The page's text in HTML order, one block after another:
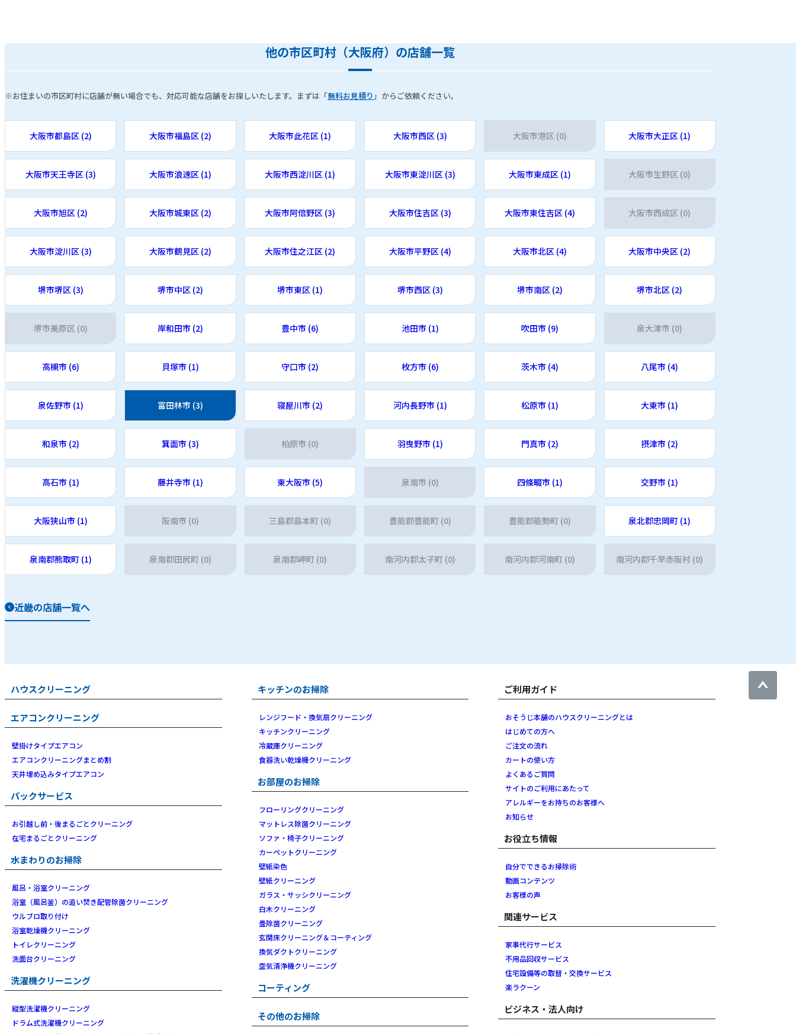
他の市区町村（大阪府）の店舗一覧
※お住まいの市区町村に店舗が無い場合でも、対応可能な店舗をお探しいたします。まずは「無料お見積り 」からご依頼ください。
大阪市都島区 (2) 大阪市福島区 (2) 大阪市此花区 (1) 大阪市西区 (3) 大阪市港区 (0) 大阪市大正区 (1)
大阪市天王寺区 (3) 大阪市浪速区 (1) 大阪市西淀川区 (1) 大阪市東淀川区 (3) 大阪市東成区 (1) 大阪市生野区 (0)
大阪市旭区 (2) 大阪市城東区 (2) 大阪市阿倍野区 (3) 大阪市住吉区 (3) 大阪市東住吉区 (4) 大阪市西成区 (0)
大阪市淀川区 (3) 大阪市鶴見区 (2) 大阪市住之江区 (2) 大阪市平野区 (4) 大阪市北区 (4) 大阪市中央区 (2)
堺市堺区 (3) 堺市中区 (2) 堺市東区 (1) 堺市西区 (3) 堺市南区 (2) 堺市北区 (2)
堺市美原区 (0) 岸和田市 (2) 豊中市 (6) 池田市 (1) 吹田市 (9) 泉大津市 (0)
高槻市 (6) 貝塚市 (1) 守口市 (2) 枚方市 (6) 茨木市 (4) 八尾市 (4)
泉佐野市 (1) 富田林市 (3) 寝屋川市 (2) 河内長野市 (1) 松原市 (1) 大東市 (1)
和泉市 (2) 箕面市 (3) 柏原市 (0) 羽曳野市 (1) 門真市 (2) 摂津市 (2)
高石市 (1) 藤井寺市 (1) 東大阪市 (5) 泉南市 (0) 四條畷市 (1) 交野市 (1)
大阪狭山市 (1) 阪南市 (0) 三島郡島本町 (0) 豊能郡豊能町 (0) 豊能郡能勢町 (0) 泉北郡忠岡町 (1)
泉南郡熊取町 (1) 泉南郡田尻町 (0) 泉南郡岬町 (0) 南河内郡太子町 (0) 南河内郡河南町 (0) 南河内郡千早赤阪村 (0)
近畿の店舗一覧へ
ハウスクリーニング
エアコンクリーニング
壁掛けタイプエアコン
エアコンクリーニングまとめ割
天井埋め込みタイプエアコン
パックサービス
お引越し前・後まるごとクリーニング
在宅まるごとクリーニング
水まわりのお掃除
風呂・浴室クリーニング
浴室（風呂釜）の追い焚き配管除菌クリーニング
ウルブロ取り付け
浴室乾燥機クリーニング
トイレクリーニング
洗面台クリーニング
洗濯機クリーニング
縦型洗濯機クリーニング
ドラム式洗濯機クリーニング
キッチンのお掃除
レンジフード・換気扇クリーニング
キッチンクリーニング
冷蔵庫クリーニング
食器洗い乾燥機クリーニング
お部屋のお掃除
フローリングクリーニング
マットレス除菌クリーニング
ソファ・椅子クリーニング
カーペットクリーニング
壁紙染色
壁紙クリーニング
ガラス・サッシクリーニング
白木クリーニング
畳除菌クリーニング
玄関床クリーニング＆コーティング
換気ダクトクリーニング
空気清浄機クリーニング
コーティング
その他のお掃除
ご利用ガイド
おそうじ本舗のハウスクリーニングとは
はじめての方へ
ご注文の流れ
カートの使い方
よくあるご質問
サイトのご利用にあたって
アレルギーをお持ちのお客様へ
お知らせ
お役立ち情報
自分でできるお掃除術
動画コンテンツ
お客様の声
関連サービス
家事代行サービス
不用品回収サービス
住宅設備等の取替・交換サービス
楽ラクーン
ビジネス・法人向け